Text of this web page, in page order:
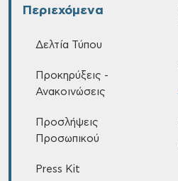
Περιεχόμενα
Δελτία Τύπου
Προκηρύξεις -
Ανακοινώσεις
Προσλήψεις
Προσωπικού
Press Kit